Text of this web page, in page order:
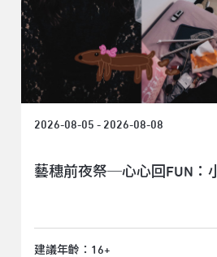
2026-08-05 - 2026-08-08
藝穗前夜祭─心心回FUN：
建議年齡：16+